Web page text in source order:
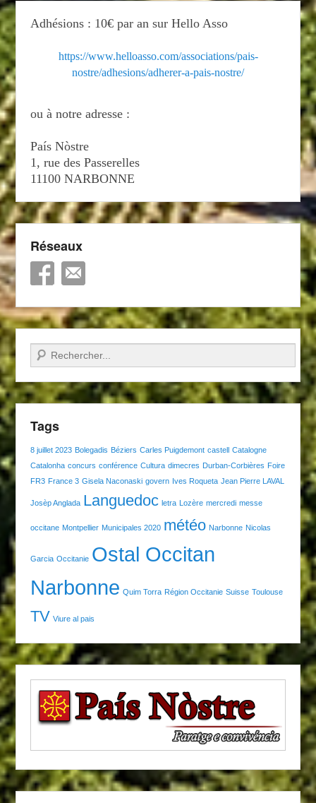
Adhésions : 10€ par an sur Hello Asso
https://www.helloasso.com/associations/pais-
nostre/adhesions/adherer-a-pais-nostre/
ou à notre adresse :
País Nòstre
1, rue des Passerelles
11100 NARBONNE
Réseaux
Recherche
Tags
8 juillet 2023 Bolegadis Béziers Carles Puigdemont castell Catalogne
Catalonha concurs conférence Cultura dimecres Durban-Corbières Foire
FR3 France 3 Gisela Naconaski govern Ives Roqueta Jean Pierre LAVAL
Josèp Anglada Languedoc letra Lozère mercredi messe
occitane Montpellier Municipales 2020 météo Narbonne Nicolas
Garcia Occitanie Ostal Occitan
Narbonne Quim Torra Région Occitanie Suisse Toulouse
TV Viure al pais